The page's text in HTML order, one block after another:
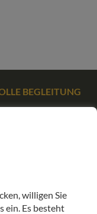
BEGLEITUNG
willigen Sie
ein. Es besteht